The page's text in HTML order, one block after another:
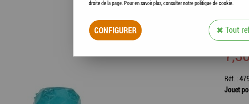
7,
Réf. :
Jouet
droite de la page. Pour en savoir plus, consulter notre politique de cookie.
CONFIGURER Tout